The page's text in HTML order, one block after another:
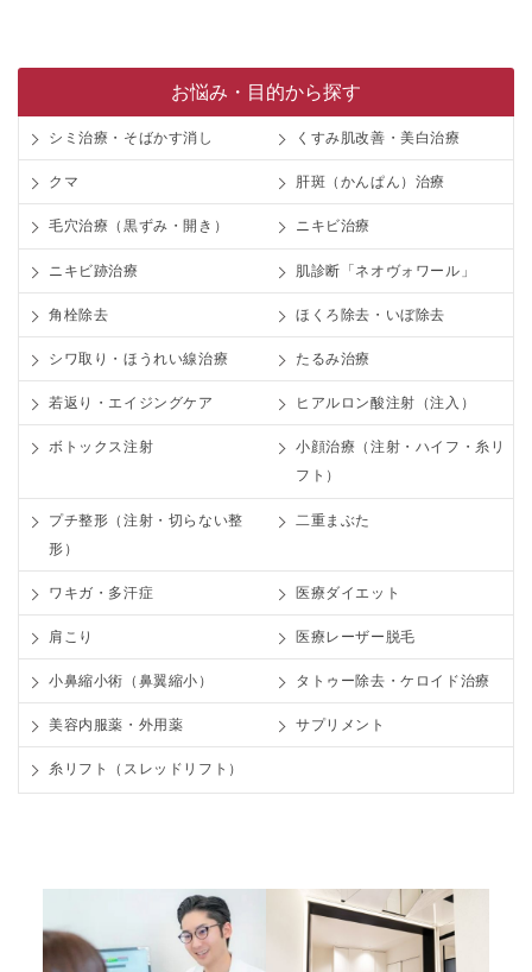
お悩み・目的から探す
シミ治療・そばかす消し くすみ肌改善・美白治療
クマ 肝斑（かんぱん）治療
毛穴治療（黒ずみ・開き） ニキビ治療
ニキビ跡治療 肌診断「ネオヴォワール」
角栓除去 ほくろ除去・いぼ除去
シワ取り・ほうれい線治療 たるみ治療
若返り・エイジングケア ヒアルロン酸注射（注入）
ボトックス注射
小顔治療（注射・ハイフ・糸リ
フト）
プチ整形（注射・切らない整
形）
二重まぶた
ワキガ・多汗症 医療ダイエット
肩こり 医療レーザー脱毛
小鼻縮小術（鼻翼縮小） タトゥー除去・ケロイド治療
美容内服薬・外用薬 サプリメント
糸リフト（スレッドリフト）